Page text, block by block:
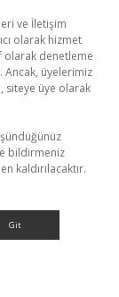
ve İletişim
olarak hizmet
olarak denetleme
Ancak, üyelerimiz
siteye üye olarak
bildirmeniz
kaldırılacaktır.